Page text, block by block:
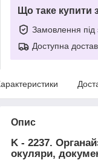
Що таке купити
Замовлення під
Доступна
Опис
K - 2237.
окуляри,